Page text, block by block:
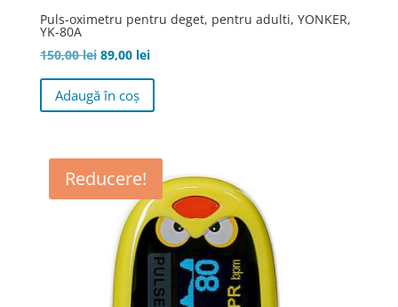
Puls-oximetru pentru deget, pentru adulti, YONKER,
YK-80A
150,00lei Prețul
inițial
a
fost:
89,00 leiPrețul
curent
89,00 lei.
Adaugă în coș
Reducere!